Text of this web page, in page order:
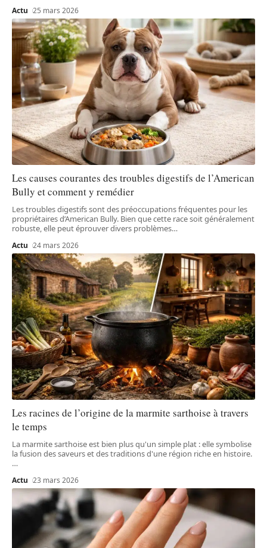
Actu 25 mars 2026
Les causes courantes des troubles digestifs de l’American
Bully et comment y remédier
Les troubles digestifs sont des préoccupations fréquentes pour les
propriétaires d’American Bully. Bien que cette race soit généralement
robuste, elle peut éprouver divers problèmes…
Actu 24 mars 2026
Les racines de l’origine de la marmite sarthoise à travers
le temps
La marmite sarthoise est bien plus qu'un simple plat : elle symbolise
la fusion des saveurs et des traditions d'une région riche en histoire.
…
Actu 23 mars 2026